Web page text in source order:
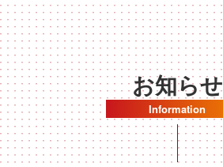
お知らせ
Information